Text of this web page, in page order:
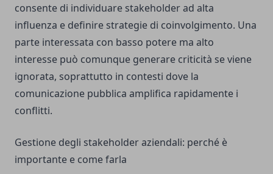
consente di individuare stakeholder ad alta
influenza e definire strategie di coinvolgimento. Una
parte interessata con basso potere ma alto
interesse può comunque generare criticità se viene
ignorata, soprattutto in contesti dove la
comunicazione pubblica amplifica rapidamente i
conflitti.
Gestione degli stakeholder aziendali: perché è
importante e come farla